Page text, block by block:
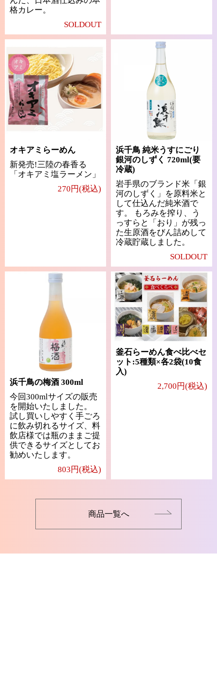
格カレー。
SOLDOUT
オキアミらーめん
新発売!三陸の春香る
「オキアミ塩ラーメン」
270円(税込)
浜千鳥 純米うすにごり
銀河のしずく 720ml(要
冷蔵)
岩手県のブランド米「銀
河のしずく」を原料米と
して仕込んだ純米酒で
す。 もろみを搾り、う
っすらと「おり」が残っ
た生原酒をびん詰めして
冷蔵貯蔵しました。
SOLDOUT
浜千鳥の梅酒 300ml
今回300mlサイズの販売
を開始いたしました。
試し買いしやすく手ごろ
に飲み切れるサイズ、料
飲店様では瓶のままご提
供できるサイズとしてお
勧めいたします。
803円(税込)
釜石らーめん食べ比べセ
ット:5種類×各2袋(10食
入)
2,700円(税込)
商品一覧へ